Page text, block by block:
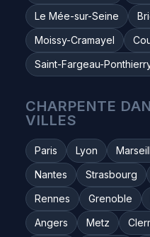
Le Mée-sur-Seine
Moissy-Cramayel
Saint-Fargeau-
CHARPENTE
VILLES
Paris Lyon
Nantes
Strasbourg
Rennes
Grenoble
Angers
Metz